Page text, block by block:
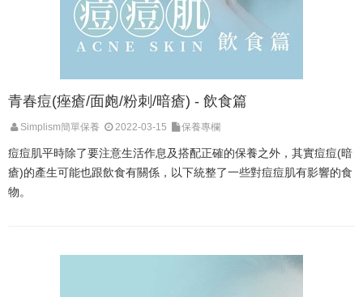
青春痘(痤瘡/面皰/粉刺/暗瘡) - 飲食篇
Simplism簡單保養 2022-03-15 保養專欄
痘痘肌平時除了要注意生活作息及搭配正確的保養之外，其實痘痘(暗
瘡)的產生可能也跟飲食有關係，以下統整了一些對痘痘肌有影響的食
物。